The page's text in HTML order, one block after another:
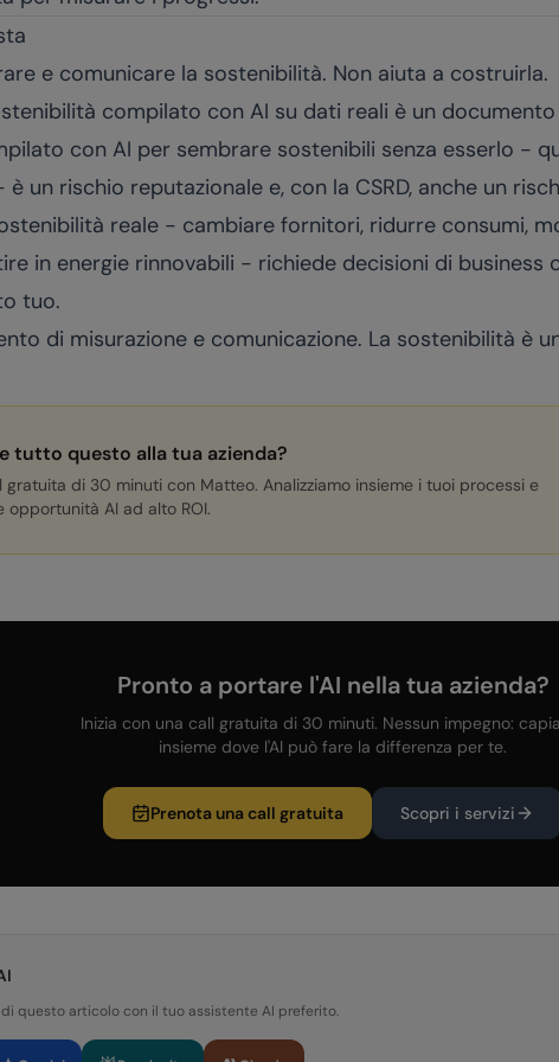
e comunicare la sostenibilità. Non aiuta a costruirla.
compilato con AI su dati reali è un
con AI per sembrare sostenibili senza esserlo -
è un rischio reputazionale e, con la CSRD, anche un
reale - cambiare fornitori, ridurre consumi,
in energie rinnovabili - richiede decisioni di business
tuo.
di misurazione e comunicazione. La sostenibilità è
tutto questo alla tua azienda?
gratuita di 30 minuti con Matteo. Analizziamo insieme i tuoi processi e
opportunità AI ad alto ROI.
Pronto a portare l'AI nella tua azienda?
Inizia con una call gratuita di 30 minuti. Nessun impegno:
insieme dove l'AI può fare la differenza per te.
Prenota una call gratuita Scopri i servizi
questo articolo con il tuo assistente AI preferito.